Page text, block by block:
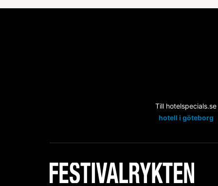
Till hotelspecials.se
hotell i göteborg